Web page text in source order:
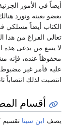
أيضاً في الأمور
بعضو بعينه ونورد
الكتاب أيضاً مسلكي في
تعالى الفراغ من هذا
لا يسع من يدعى هذه
محفوظاً عنده، فإنه
عليه فأمر غير مضبوط
انتصبت لذلك انتصاباً
أقسام
يصف ابن سينا تقسيم